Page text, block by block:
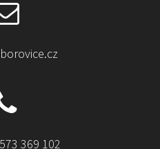
573 369 102